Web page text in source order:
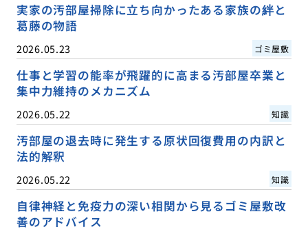
実家の汚部屋掃除に立ち向かったある家族の絆と
葛藤の物語
2026.05.23 ゴミ屋敷
仕事と学習の能率が飛躍的に高まる汚部屋卒業と
集中力維持のメカニズム
2026.05.22 知識
汚部屋の退去時に発生する原状回復費用の内訳と
法的解釈
2026.05.22 知識
自律神経と免疫力の深い相関から見るゴミ屋敷改
善のアドバイス